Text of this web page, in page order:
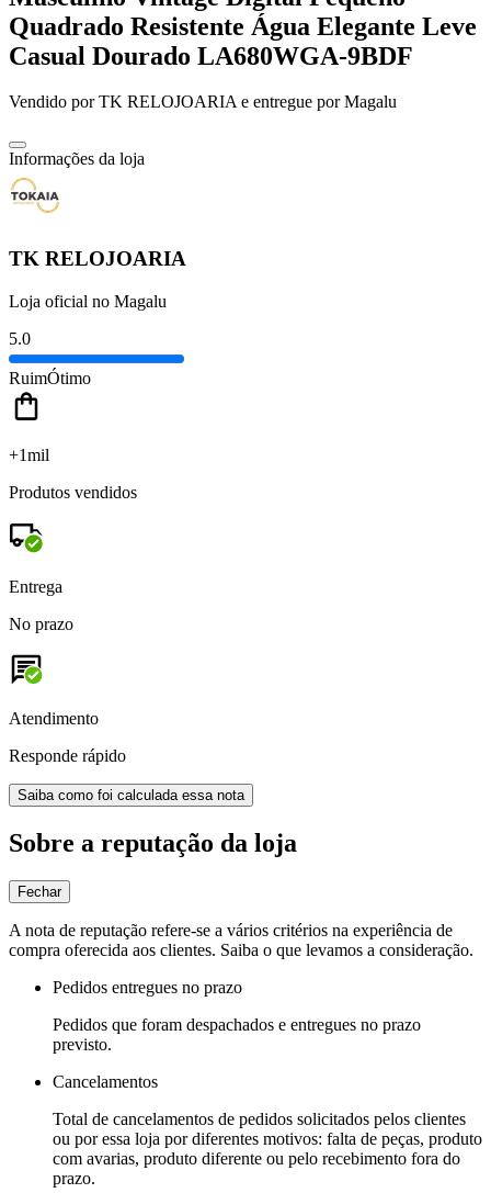
Quadrado Resistente Água Elegante Leve
Casual Dourado LA680WGA-9BDF
Vendido porTK RELOJOARIAe entregue por Magalu
Informações da loja
TK RELOJOARIA
Loja oficial no Magalu
5.0
RuimÓtimo
+1mil
Produtos vendidos
Entrega
No prazo
Atendimento
Responde rápido
Saiba como foi calculada essa nota
Sobre a reputação da loja
Fechar
A nota de reputação refere-se a vários critérios na experiência de
compra oferecida aos clientes. Saiba o que levamos a consideração.
Pedidos entregues no prazo
Pedidos que foram despachados e entregues no prazo
previsto.
Cancelamentos
Total de cancelamentos de pedidos solicitados pelos clientes
ou por essa loja por diferentes motivos: falta de peças, produto
com avarias, produto diferente ou pelo recebimento fora do
prazo.